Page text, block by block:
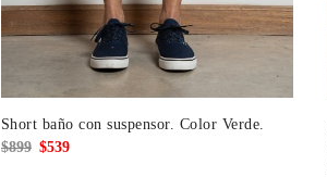
Short baño con suspensor. Color Verde.
$899 El
$539El